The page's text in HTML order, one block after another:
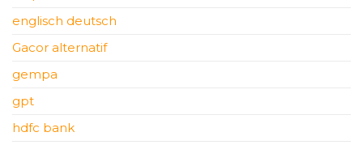
englisch deutsch
Gacor alternatif
gempa
gpt
hdfc bank